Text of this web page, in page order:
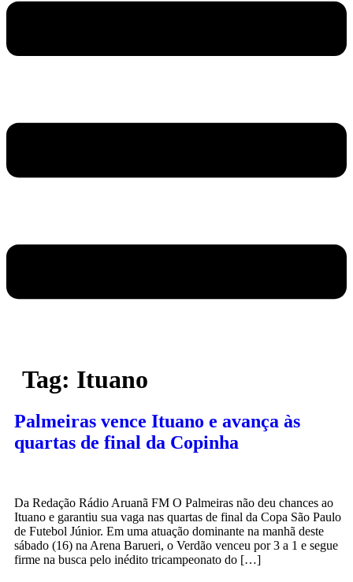
Tag: Ituano
Palmeiras vence Ituano e avança às
quartas de final da Copinha
Da Redação Rádio Aruanã FM O Palmeiras não deu chances ao
Ituano e garantiu sua vaga nas quartas de final da Copa São Paulo
de Futebol Júnior. Em uma atuação dominante na manhã deste
sábado (16) na Arena Barueri, o Verdão venceu por 3 a 1 e segue
firme na busca pelo inédito tricampeonato do […]